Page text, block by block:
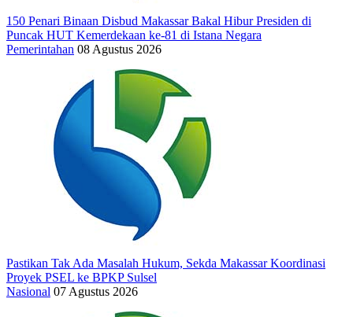
150 Penari Binaan Disbud Makassar Bakal Hibur Presiden di
Puncak HUT Kemerdekaan ke-81 di Istana Negara
Pemerintahan 08 Agustus 2026
Pastikan Tak Ada Masalah Hukum, Sekda Makassar Koordinasi
Proyek PSEL ke BPKP Sulsel
Nasional 07 Agustus 2026